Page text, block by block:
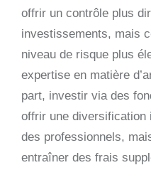
offrir un contrôle plus
investissements, mais
niveau de risque plus
expertise en matière
part, investir via des
offrir une diversification
des professionnels,
entraîner des frais